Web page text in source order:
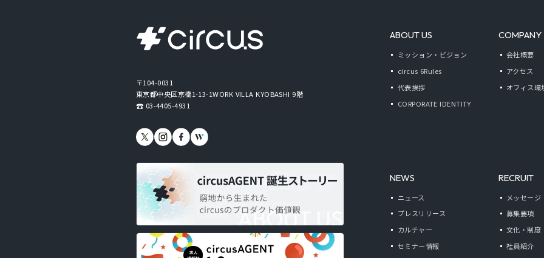
〒104-0031
東京都中央区京橋1-13-1WORK VILLA KYOBASHI 9階
03-4405-4931
ABOUT US
ミッション・ビジョン
circus 6Rules
代表挨拶
CORPORATE IDENTITY
COMPANY
会社概要
アクセス
オフィス環
NEWS
ニュース
プレスリリース
カルチャー
セミナー情報
RECRUIT
メッセージ
募集要項
文化・制度
社員紹介